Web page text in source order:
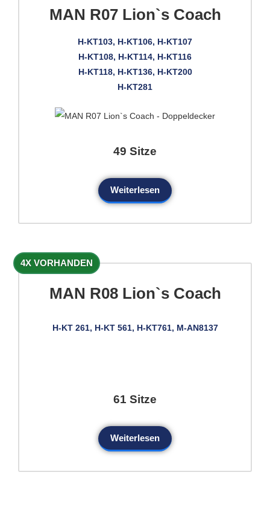
MAN R07 Lion`s Coach
H-KT103, H-KT106, H-KT107
H-KT108, H-KT114, H-KT116
H-KT118, H-KT136, H-KT200
H-KT281
49 Sitze
Weiterlesen
4X VORHANDEN
MAN R08 Lion`s Coach
H-KT 261, H-KT 561, H-KT761, M-AN8137
61 Sitze
Weiterlesen